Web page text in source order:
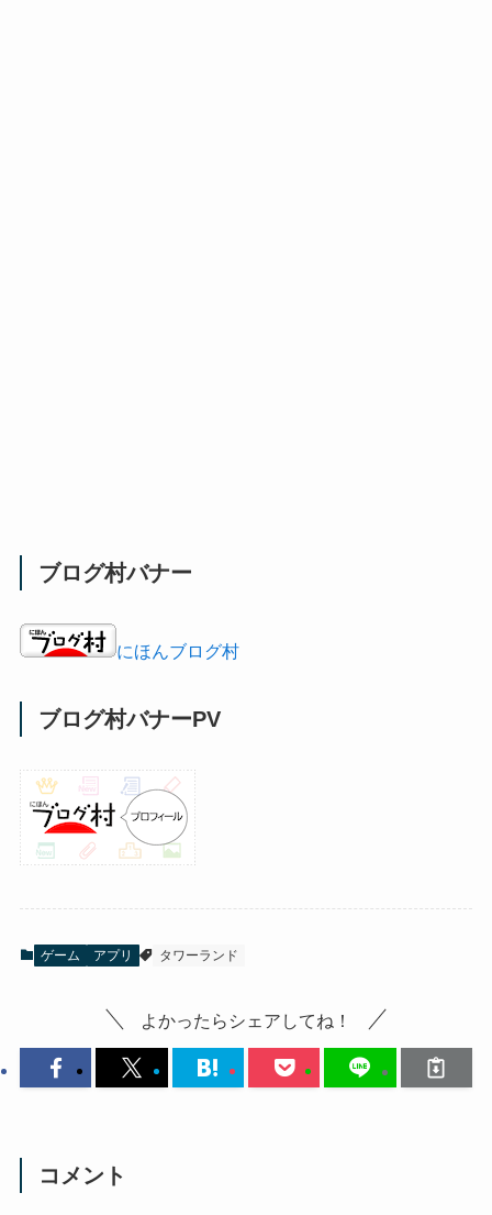
ブログ村バナー
にほんブログ村
ブログ村バナーPV
ゲーム アプリ タワーランド
よかったらシェアしてね！
コメント